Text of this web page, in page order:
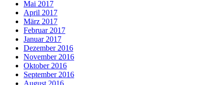
Mai 2017
April 2017
März 2017
Februar 2017
Januar 2017
Dezember 2016
November 2016
Oktober 2016
September 2016
August 2016